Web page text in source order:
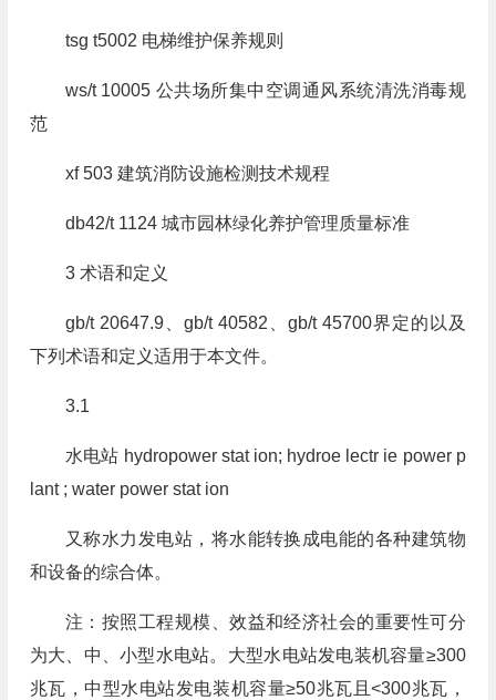
tsg t5002 电梯维护保养规则
ws/t 10005 公共场所集中空调通风系统清洗消毒规
范
xf 503 建筑消防设施检测技术规程
db42/t 1124 城市园林绿化养护管理质量标准
3 术语和定义
gb/t 20647.9、gb/t 40582、gb/t 45700界定的以及
下列术语和定义适用于本文件。
3.1
水电站 hydropower stat ion; hydroe lectr ie power p
lant ; water power stat ion
又称水力发电站，将水能转换成电能的各种建筑物
和设备的综合体。
注：按照工程规模、效益和经济社会的重要性可分
为大、中、小型水电站。大型水电站发电装机容量≥300
兆瓦，中型水电站发电装机容量≥50兆瓦且<300兆瓦，